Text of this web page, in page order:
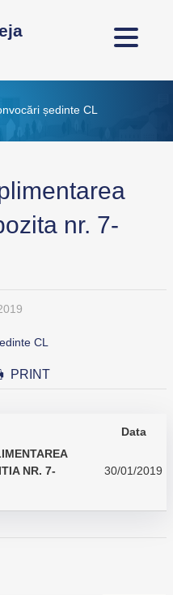
ședinte CL
nr. 7-
CL
PRINT
Data
NR. 7-
30/01/2019